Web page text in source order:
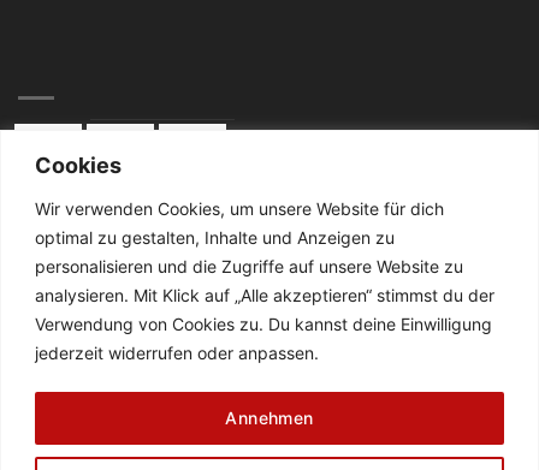
Cookies
Wir verwenden Cookies, um unsere Website für dich
optimal zu gestalten, Inhalte und Anzeigen zu
personalisieren und die Zugriffe auf unsere Website zu
analysieren. Mit Klick auf „Alle akzeptieren“ stimmst du der
Verwendung von Cookies zu. Du kannst deine Einwilligung
jederzeit widerrufen oder anpassen.
Annehmen
KONTAKT:
Telefon: 02834 / 2024
De Cabanes-Straße 4
47638 Straelen